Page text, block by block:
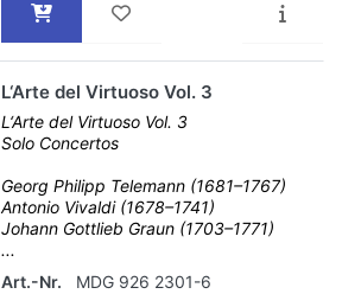
L‘Arte del Virtuoso Vol. 3
L‘Arte del Virtuoso Vol. 3
Solo Concertos
Georg Philipp Telemann (1681–1767)
Antonio Vivaldi (1678–1741)
Johann Gottlieb Graun (1703–1771)
...
Art.-Nr.
MDG 926 2301-6